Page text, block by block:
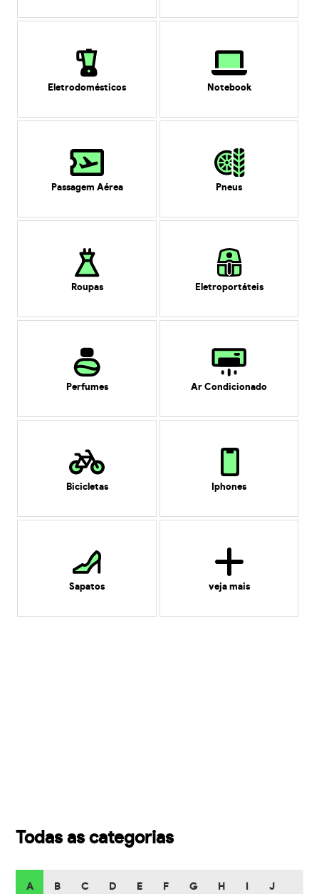
Eletrodomésticos Notebook
Passagem Aérea Pneus
Roupas Eletroportáteis
Perfumes Ar Condicionado
Bicicletas Iphones
Sapatos veja mais
Todas as categorias
A B C D E F G H J